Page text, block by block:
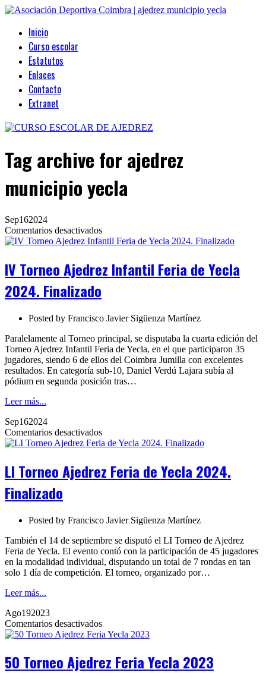
Inicio
Curso escolar
Estatutos
Enlaces
Contacto
Extranet
Tag archive for ajedrez
municipio yecla
Sep162024
Comentarios desactivadosen
IV
Infantil
2024.
Finalizado
IV Torneo Ajedrez Infantil Feria de Yecla
2024. Finalizado
Posted by Francisco Javier Sigüenza Martínez
Paralelamente al Torneo principal, se disputaba la cuarta edición del
Torneo Ajedrez Infantil Feria de Yecla, en el que participaron 35
jugadores, siendo 6 de ellos del Coimbra Jumilla con excelentes
resultados. En categoría sub-10, Daniel Verdú Lajara subía al
pódium en segunda posición tras…
Leer más...
Sep162024
Comentarios desactivadosen
LI
Feria
Finalizado
LI Torneo Ajedrez Feria de Yecla 2024.
Finalizado
Posted by Francisco Javier Sigüenza Martínez
También el 14 de septiembre se disputó el LI Torneo de Ajedrez
Feria de Yecla. El evento contó con la participación de 45 jugadores
en la modalidad individual, disputando un total de 7 rondas en tan
solo 1 día de competición. El torneo, organizado por…
Leer más...
Ago192023
Comentarios desactivadosen
50
Ajedrez
Feria
50 Torneo Ajedrez Feria Yecla 2023